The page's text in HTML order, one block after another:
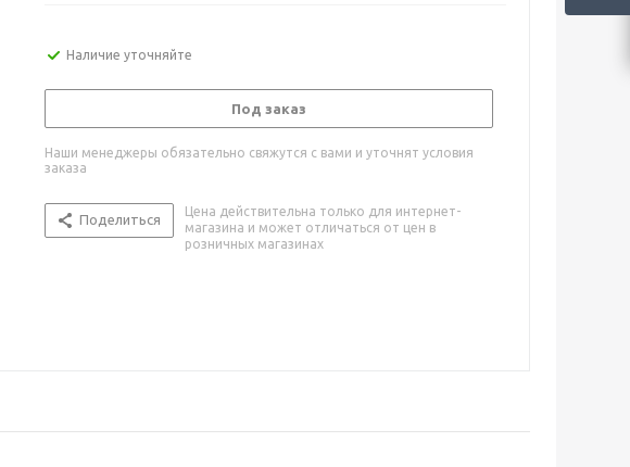
Наличие уточняйте
Под заказ
Наши менеджеры обязательно свяжутся с вами и уточнят условия
заказа
Поделиться
Цена действительна только для интернет-
магазина и может отличаться от цен в
розничных магазинах